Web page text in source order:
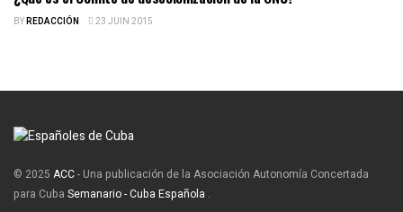
ESPAÑOLES DE CUBA
BYREDACCIÓN 23 JUIN 2015
© 2025 ACC- Una publicación de la Asociación Autonomía Concertada
para Cuba Semanario - Cuba Española .